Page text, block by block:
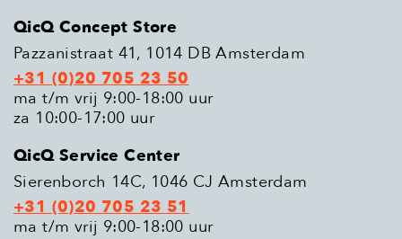
QicQ Concept Store
Pazzanistraat 41, 1014 DB Amsterdam
+31 (0)20 705 23 50
ma t/m vrij 9:00-18:00 uur
za 10:00-17:00 uur
QicQ Service Center
Sierenborch 14C, 1046 CJ Amsterdam
+31 (0)20 705 23 51
ma t/m vrij 9:00-18:00 uur